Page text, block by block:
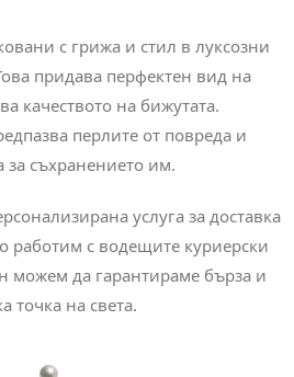
с грижа и стил в луксозни
придава перфектен вид на
качеството на бижутата.
перлите от повреда и
за съхранението им.
услуга за доставка
работим с водещите куриерски
можем да гарантираме бърза и
точка на света.